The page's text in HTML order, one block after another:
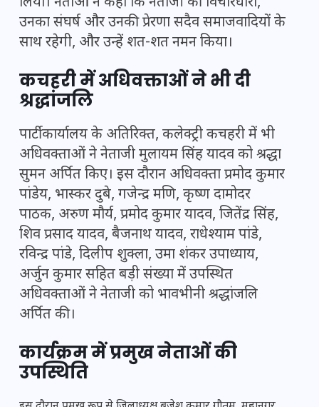
उनका संघर्ष और उनकी प्रेरणा सदैव समाजवादियों के
साथ रहेगी, और उन्हें शत-शत नमन किया।
कचहरी में अधिवक्ताओं ने भी दी
श्रद्धांजलि
पार्टी कार्यालय के अतिरिक्त, कलेक्ट्री कचहरी में भी
अधिवक्ताओं ने नेताजी मुलायम सिंह यादव को श्रद्धा
सुमन अर्पित किए। इस दौरान अधिवक्ता प्रमोद कुमार
पांडेय, भास्कर दुबे, गजेन्द्र मणि, कृष्ण दामोदर
पाठक, अरुण मौर्य, प्रमोद कुमार यादव, जितेंद्र सिंह,
शिव प्रसाद यादव, बैजनाथ यादव, राधेश्याम पांडे,
रविन्द्र पांडे, दिलीप शुक्ला, उमा शंकर उपाध्याय,
अर्जुन कुमार सहित बड़ी संख्या में उपस्थित
अधिवक्ताओं ने नेताजी को भावभीनी श्रद्धांजलि
अर्पित की।
कार्यक्रम में प्रमुख नेताओं की
उपस्थिति